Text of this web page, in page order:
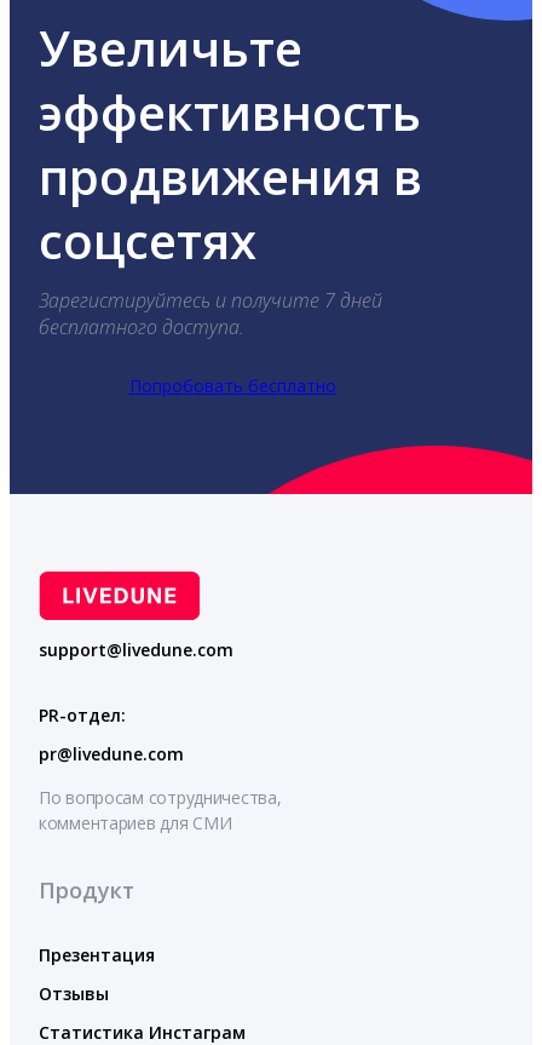
Увеличьте
эффективность
продвижения в
соцсетях
Зарегистируйтесь и получите 7 дней
бесплатного доступа.
Попробовать бесплатно
support@livedune.com
PR-отдел:
pr@livedune.com
По вопросам сотрудничества,
комментариев для СМИ
Продукт
Презентация
Отзывы
Статистика Инстаграм